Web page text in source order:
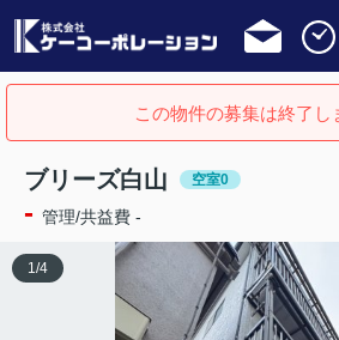
この物件の募集は終了し
ブリーズ白山 空室0
- 管理/共益費 -
1 /4